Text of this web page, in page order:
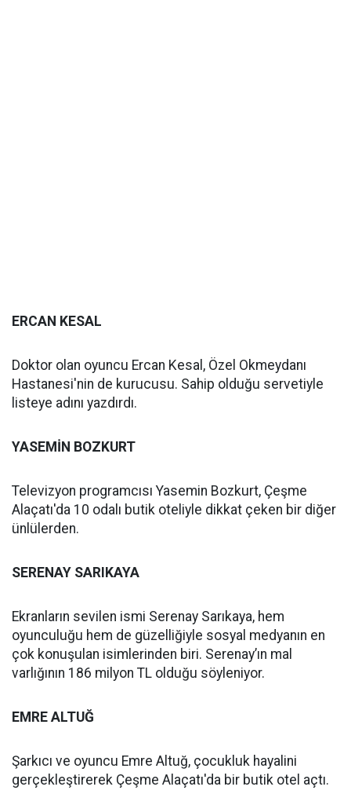
ERCAN KESAL
Doktor olan oyuncu Ercan Kesal, Özel Okmeydanı
Hastanesi'nin de kurucusu. Sahip olduğu servetiyle
listeye adını yazdırdı.
YASEMİN BOZKURT
Televizyon programcısı Yasemin Bozkurt, Çeşme
Alaçatı'da 10 odalı butik oteliyle dikkat çeken bir diğer
ünlülerden.
SERENAY SARIKAYA
Ekranların sevilen ismi Serenay Sarıkaya, hem
oyunculuğu hem de güzelliğiyle sosyal medyanın en
çok konuşulan isimlerinden biri. Serenay’ın mal
varlığının 186 milyon TL olduğu söyleniyor.
EMRE ALTUĞ
Şarkıcı ve oyuncu Emre Altuğ, çocukluk hayalini
gerçekleştirerek Çeşme Alaçatı'da bir butik otel açtı.